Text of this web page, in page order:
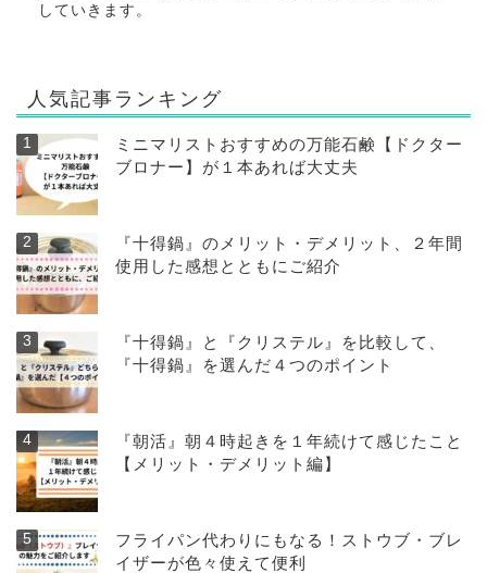
していきます。
人気記事ランキング
ミニマリストおすすめの万能石鹸【ドクター
ブロナー】が１本あれば大丈夫
『十得鍋』のメリット・デメリット、２年間
使用した感想とともにご紹介
『十得鍋』と『クリステル』を比較して、
『十得鍋』を選んだ４つのポイント
『朝活』朝４時起きを１年続けて感じたこと
【メリット・デメリット編】
フライパン代わりにもなる！ストウブ・ブレ
イザーが色々使えて便利